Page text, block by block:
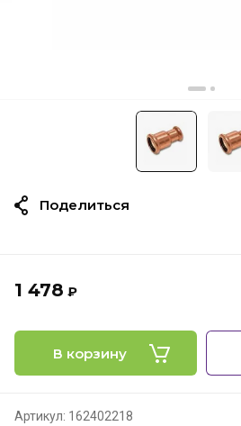
1 478 ₽
В корзину
Артикул: 162402218
Поделиться